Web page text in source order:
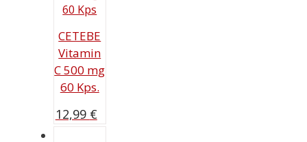
CETEBE
Vitamin
C 500 mg
60 Kps.
12,99 €